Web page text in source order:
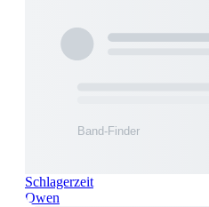
Schlagerzeit
Owen